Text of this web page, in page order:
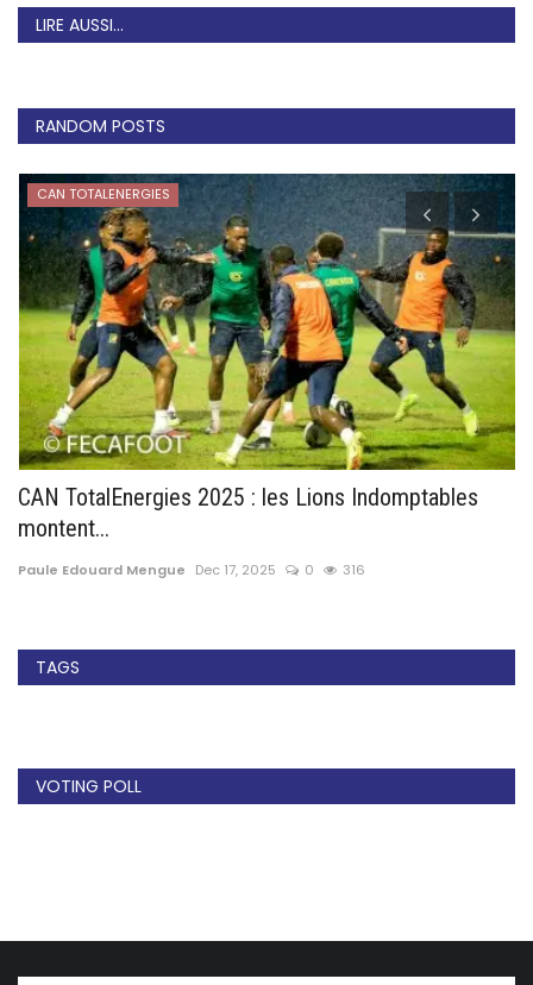
LIRE AUSSI...
RANDOM POSTS
CAN TOTALENERGIES
CAN TotalEnergies 2025 : les Lions Indomptables
montent...
Paule Edouard Mengue Dec 17, 2025 0 316
TAGS
VOTING POLL